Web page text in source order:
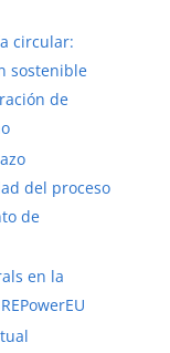
circular:
sostenible
de
del proceso
de
en la